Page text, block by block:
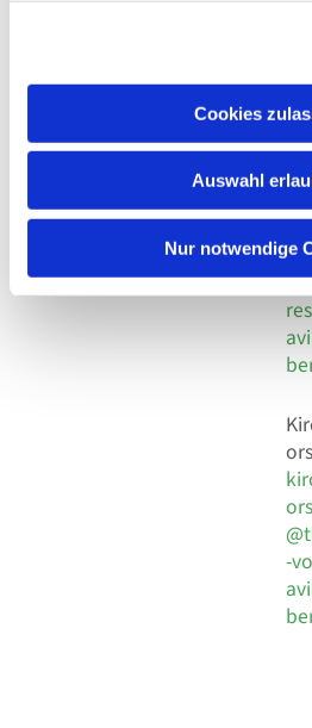
Cookies
Auswahl
Nur notwendige
Kirchengemeinde Pfarrei
Hl. Theresa von Avila Berlin
Leitender Pfarrer - Norbert
Behaimstr. 39
18
E-
-